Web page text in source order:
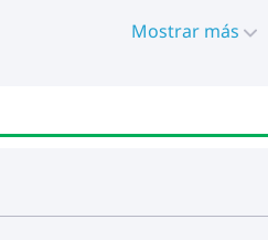
de algodón
cm (largo x ancho x profundo)
Mostrar más